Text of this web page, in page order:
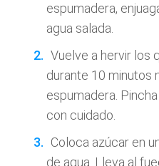
espumadera,
agua salada.
Vuelve a hervir los
durante 10 minutos
espumadera.
con cuidado.
Coloca azúcar en
de agua. Lleva al